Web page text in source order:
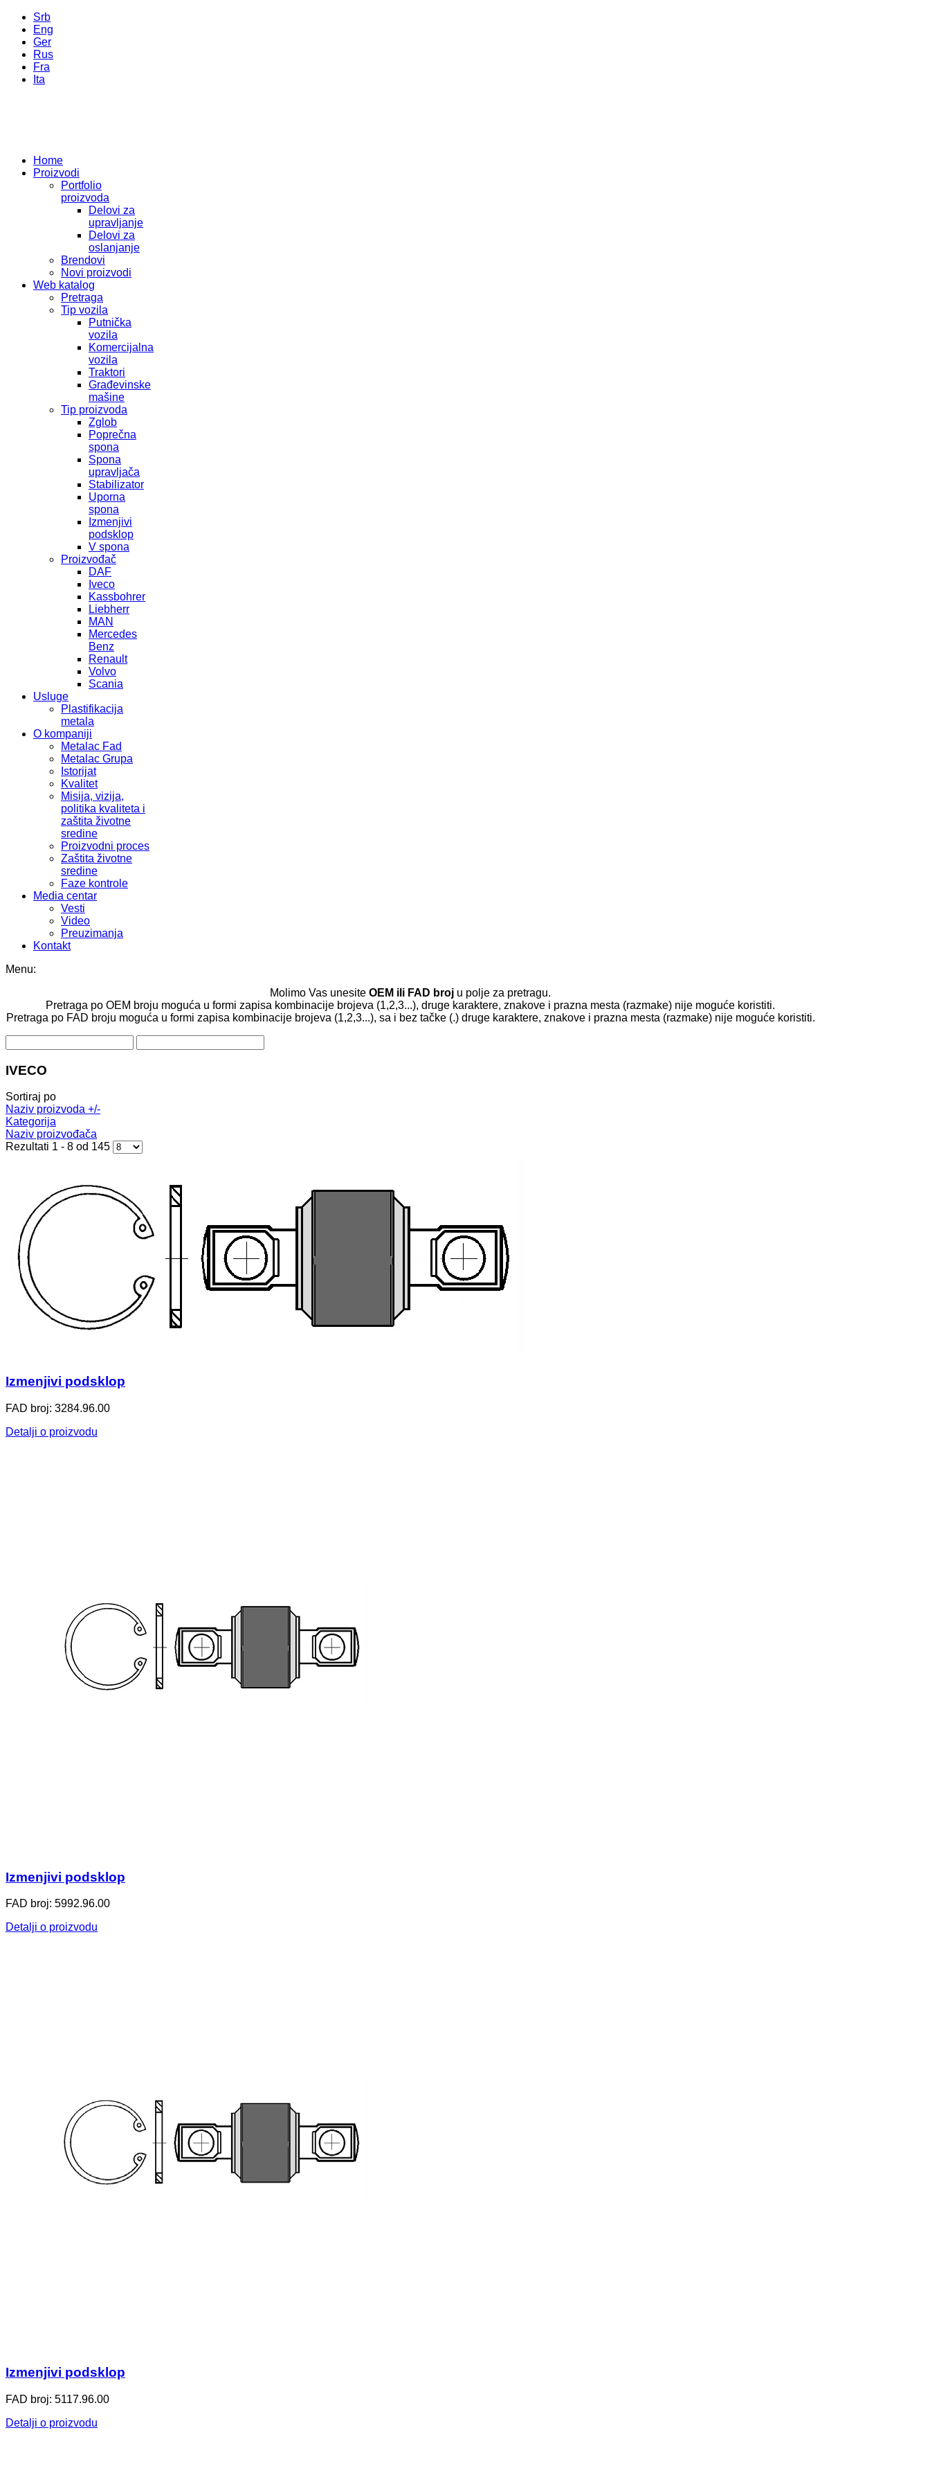
Srb
Eng
Ger
Rus
Fra
Ita
Home
Proizvodi
Portfolio
proizvoda
Delovi za
upravljanje
Delovi za
oslanjanje
Brendovi
Novi proizvodi
Web katalog
Pretraga
Tip vozila
Putnička
vozila
Komercijalna
vozila
Traktori
Građevinske
mašine
Tip proizvoda
Zglob
Poprečna
spona
Spona
upravljača
Stabilizator
Uporna
spona
Izmenjivi
podsklop
V spona
Proizvođač
DAF
Iveco
Kassbohrer
Liebherr
MAN
Mercedes
Benz
Renault
Volvo
Scania
Usluge
Plastifikacija
metala
O kompaniji
Metalac Fad
Metalac Grupa
Istorijat
Kvalitet
Misija, vizija,
politika kvaliteta i
zaštita životne
sredine
Proizvodni proces
Zaštita životne
sredine
Faze kontrole
Media centar
Vesti
Video
Preuzimanja
Kontakt
Menu:
Molimo Vas unesite OEM ili FAD broj u polje za pretragu.
Pretraga po OEM broju moguća u formi zapisa kombinacije brojeva (1,2,3...), druge karaktere, znakove i prazna mesta (razmake) nije moguće koristiti.
Pretraga po FAD broju moguća u formi zapisa kombinacije brojeva (1,2,3...), sa i bez tačke (.) druge karaktere, znakove i prazna mesta (razmake) nije moguće koristiti.
IVECO
Sortiraj po
Naziv proizvoda +/-
Kategorija
Naziv proizvođača
Rezultati 1 - 8 od 145
Izmenjivi podsklop
FAD broj: 3284.96.00
Detalji o proizvodu
Izmenjivi podsklop
FAD broj: 5992.96.00
Detalji o proizvodu
Izmenjivi podsklop
FAD broj: 5117.96.00
Detalji o proizvodu